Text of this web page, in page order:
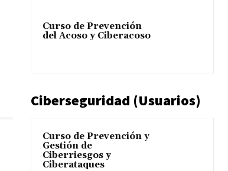
Curso de Prevención
del Acoso y Ciberacoso
Ciberseguridad (Usuarios)
Curso de Prevención y
Gestión de
Ciberriesgos y
Ciberataques